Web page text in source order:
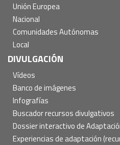
Unión Europea
Nacional
Comunidades Autónomas
Local
DIVULGACIÓN
Vídeos
Banco de imágenes
Infografías
Buscador recursos divulgativos
Dossier interactivo de
Experiencias de adaptación